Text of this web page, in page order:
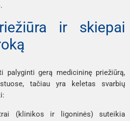
ir skiepai
palyginti gerą medicininę priežiūrą,
tačiau yra keletas svarbių
(klinikos ir ligoninės) suteikia